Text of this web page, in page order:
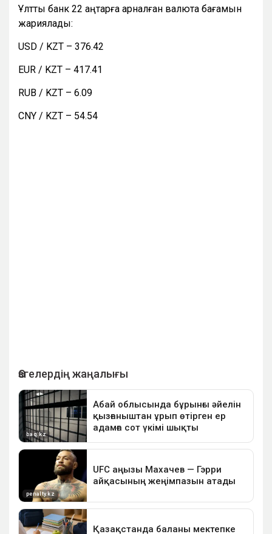
Ұлттық банк 22 қаңтарға арналған валюта бағамын
жариялады:
USD / KZT – 376.42
EUR / KZT – 417.41
RUB / KZT – 6.09
CNY / KZT – 54.54